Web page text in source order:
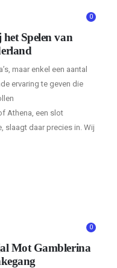
0
Spelen van
maar enkel een aantal
ervaring te geven die
Athena, een slot
slaagt daar precies in. Wij
0
Mot Gamblerina